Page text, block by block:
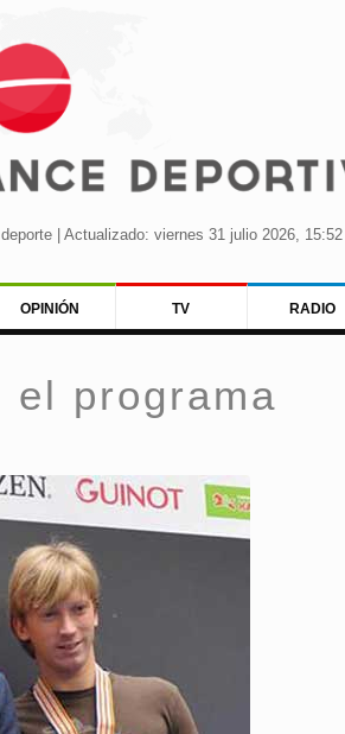
| Actualizado: viernes 31 julio 2026, 15:52
OPINIÓN TV RADIO
programa